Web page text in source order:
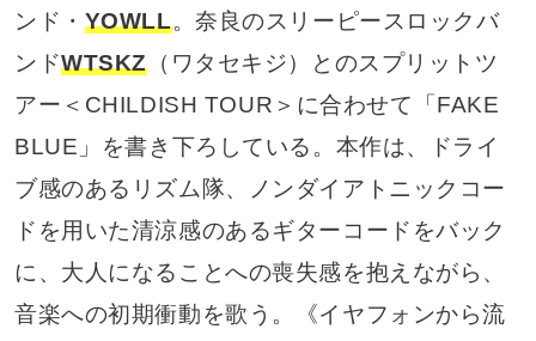
ンド・ YOWLL。奈良のスリーピースロックバ
ンドWTSKZ（ワタセキジ）とのスプリットツ
アー＜CHILDISH TOUR＞に合わせて「FAKE
BLUE」を書き下ろしている。本作は、ドライ
ブ感のあるリズム隊、ノンダイアトニックコー
ドを用いた清涼感のあるギターコードをバック
に、大人になることへの喪失感を抱えながら、
音楽への初期衝動を歌う。《イヤフォンから流